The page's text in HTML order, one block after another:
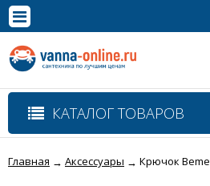
Полная версия сайта
КАТАЛОГ ТОВАРОВ
Главная → Аксессуары → Крючок